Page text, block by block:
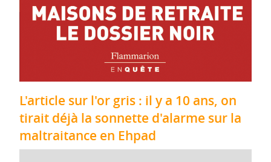
L'article sur l'or gris : il y a 10 ans, on
tirait déjà la sonnette d'alarme sur la
maltraitance en Ehpad